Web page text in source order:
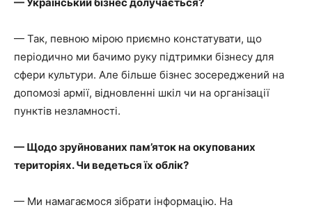
— Так, певною мірою приємно констатувати, що
періодично ми бачимо руку підтримки бізнесу для
сфери культури. Але більше бізнес зосереджений на
допомозі армії, відновленні шкіл чи на організації
пунктів незламності.
— Щодо зруйнованих пам’яток на окупованих
територіях. Чи ведеться їх облік?
— Ми намагаємося зібрати інформацію. На